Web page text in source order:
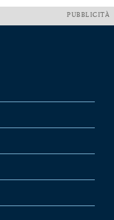
PUBBLICITÀ